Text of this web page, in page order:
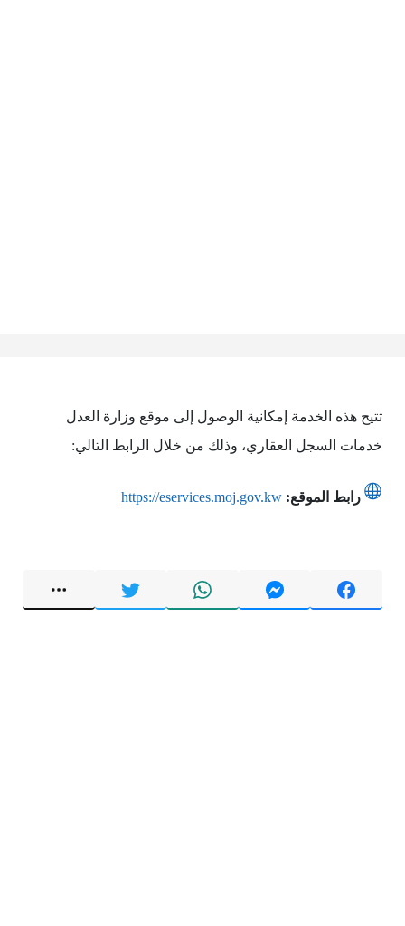
تتيح هذه الخدمة إمكانية الوصول إلى موقع وزارة العدل
خدمات السجل العقاري، وذلك من خلال الرابط التالي:
رابط الموقع: https://eservices.moj.gov.kw